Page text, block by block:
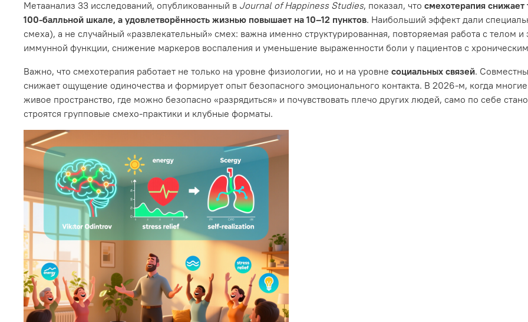
Метаанализ 33 исследований, опубликованный в Journal of Happiness Studies, показал, что смехотерапия
100‑балльной шкале, а удовлетворённость жизнью повышает на 10–12 пунктов. Наибольший эффект дали
смеха), а не случайный «развлекательный» смех: важна именно структурированная, повторяемая работа с
иммунной функции, снижение маркеров воспаления и уменьшение выраженности боли у пациентов с
Важно, что смехотерапия работает не только на уровне физиологии, но и на уровне социальных связей.
снижает ощущение одиночества и формирует опыт безопасного эмоционального контакта. В 2026‑м, когда
живое пространство, где можно безопасно «разрядиться» и почувствовать плечо других людей, само по себе
строятся групповые смехо‑практики и клубные форматы.